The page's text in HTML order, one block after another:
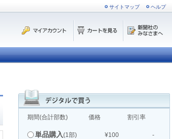
サイトマップ ヘルプ
期間(合計部数) 価格 割引率
単品購入(1部) ¥100 -